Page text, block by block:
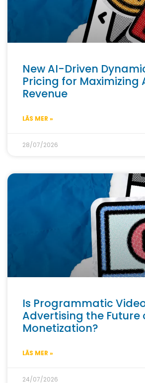
New AI-Driven
Pricing for Maximizing
Revenue
LÄS MER »
28/07/2026
Is Programmatic
Advertising the Future
Monetization?
LÄS MER »
24/07/2026